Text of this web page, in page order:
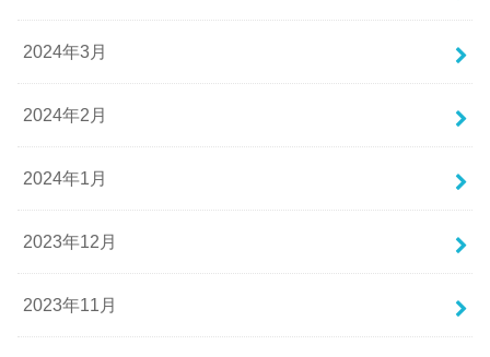
2024年3月
2024年2月
2024年1月
2023年12月
2023年11月